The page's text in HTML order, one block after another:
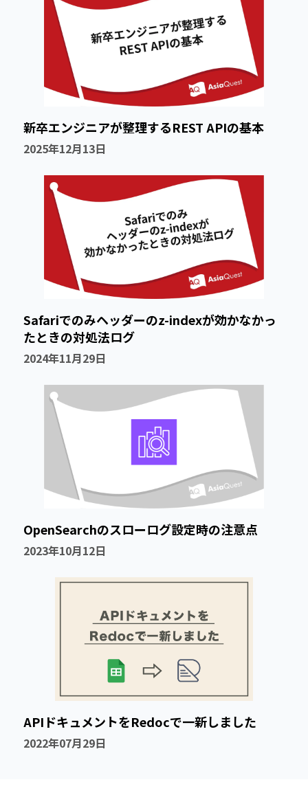
新卒エンジニアが整理するREST APIの基本
2025年12月13日
Safariでのみヘッダーのz-indexが効かなかっ
たときの対処法ログ
2024年11月29日
OpenSearchのスローログ設定時の注意点
2023年10月12日
APIドキュメントをRedocで一新しました
2022年07月29日